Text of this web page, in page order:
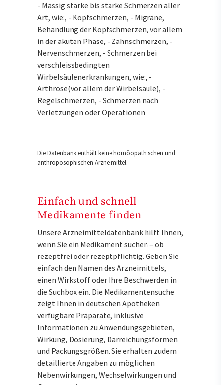
- Mässig starke bis starke Schmerzen aller
Art, wie:, - Kopfschmerzen, - Migräne,
Behandlung der Kopfschmerzen, vor allem
in der akuten Phase, - Zahnschmerzen, -
Nervenschmerzen, - Schmerzen bei
verschleissbedingten
Wirbelsäulenerkrankungen, wie:, -
Arthrose(vor allem der Wirbelsäule), -
Regelschmerzen, - Schmerzen nach
Verletzungen oder Operationen
Die Datenbank enthält keine homöopathischen und
anthroposophischen Arzneimittel.
Einfach und schnell
Medikamente finden
Unsere Arzneimitteldatenbank hilft Ihnen,
wenn Sie ein Medikament suchen – ob
rezeptfrei oder rezeptpflichtig. Geben Sie
einfach den Namen des Arzneimittels,
einen Wirkstoff oder Ihre Beschwerden in
die Suchbox ein. Die Medikamentensuche
zeigt Ihnen in deutschen Apotheken
verfügbare Präparate, inklusive
Informationen zu Anwendungsgebieten,
Wirkung, Dosierung, Darreichungsformen
und Packungsgrößen. Sie erhalten zudem
detaillierte Angaben zu möglichen
Nebenwirkungen, Wechselwirkungen und